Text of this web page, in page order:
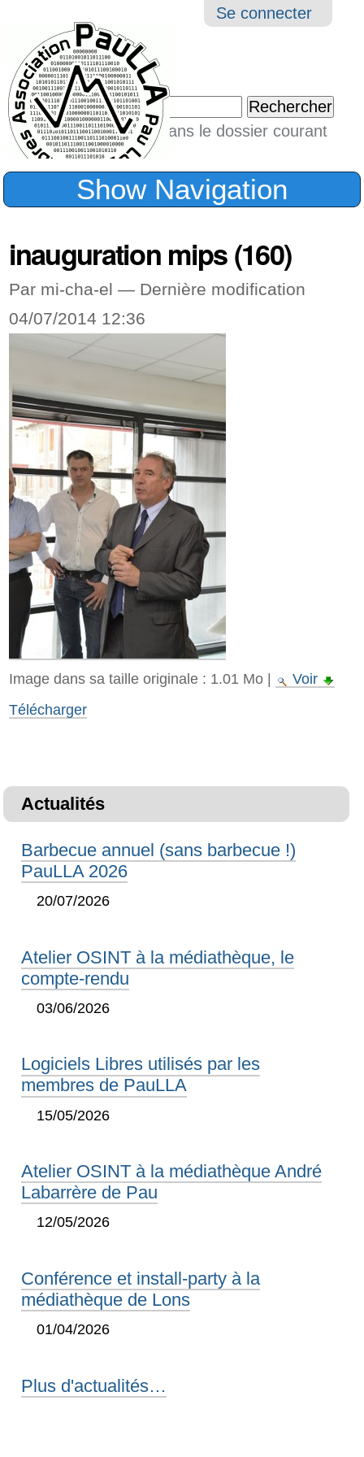
Outils
Se connecter
Chercher par
Seulement dans le dossier courant
Recherche
Show Navigation
inauguration mips (160)
Par mi-cha-el — Dernière modification
04/07/2014 12:36
Image dans sa taille originale : 1.01 Mo|
Voir
Télécharger
Actualités
Barbecue annuel (sans barbecue !)
PauLLA 2026
20/07/2026
Atelier OSINT à la médiathèque, le
compte-rendu
03/06/2026
Logiciels Libres utilisés par les
membres de PauLLA
15/05/2026
Atelier OSINT à la médiathèque André
Labarrère de Pau
12/05/2026
Conférence et install-party à la
médiathèque de Lons
01/04/2026
Plus d'actualités…